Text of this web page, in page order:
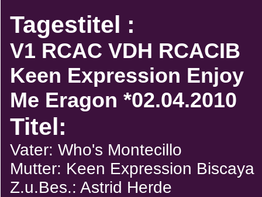
Tagestitel :
V1 RCAC VDH RCACIB
Keen Expression Enjoy
Me Eragon *02.04.2010
Titel:
Vater: Who's Montecillo
Mutter: Keen Expression Biscaya
Z.u.Bes.: Astrid Herde